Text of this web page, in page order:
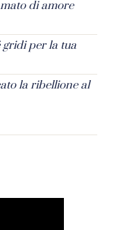
di amore
gridi per la tua
la ribellione al